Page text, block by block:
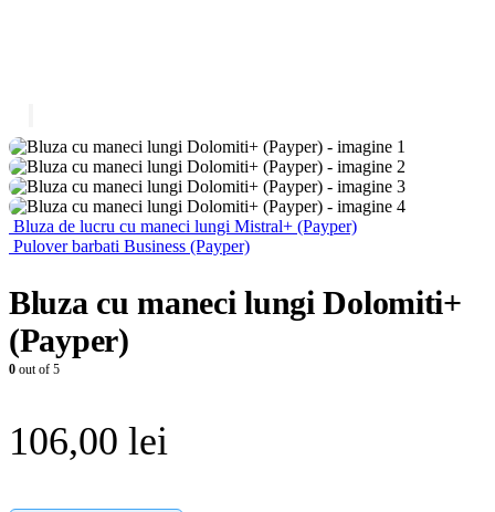
Bluza de lucru cu maneci lungi Mistral+ (Payper)
Pulover barbati Business (Payper)
Bluza cu maneci lungi Dolomiti+
(Payper)
0 out of 5
106,00 lei